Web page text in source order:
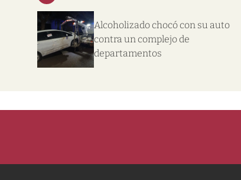
Alcoholizado chocó con su auto
contra un complejo de
departamentos